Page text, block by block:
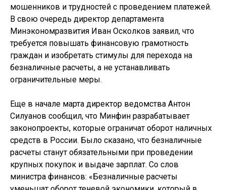
мошенников и трудностей с проведением платежей.
В свою очередь директор департамента
Минэкономразвития Иван Осколков заявил, что
требуется повышать финансовую грамотность
граждан и изобретать стимулы для перехода на
безналичные расчеты, а не устанавливать
ограничительные меры.
Еще в начале марта директор ведомства Антон
Силуанов сообщил, что Минфин разрабатывает
законопроекты, которые ограничат оборот наличных
средств в России. Было сказано, что безналичные
расчеты станут обязательными при проведении
крупных покупок и выдаче зарплат. Со слов
министра финансов: «Безналичные расчеты